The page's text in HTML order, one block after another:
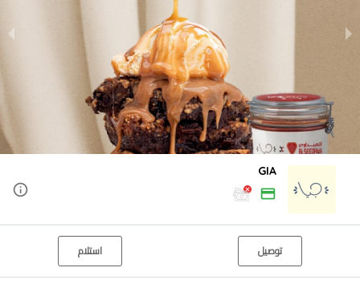
GIA
توصيل استلام